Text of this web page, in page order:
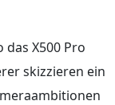
X500 Pro
skizzieren ein